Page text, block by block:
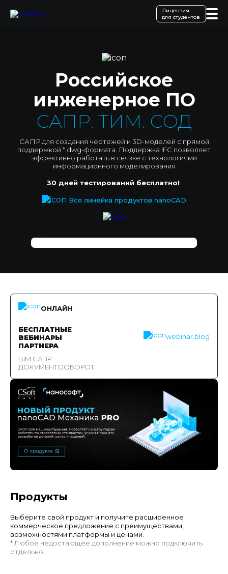
Лицензия
для студентов
Российское
инженерное ПО
САПР. ТИМ. СОД
САПР для создания чертежей и 3D-моделей с прямой
поддержкой *.dwg-формата. Поддержка IFC позволяет
эффективно работать в связке с технологиями
информационного моделирования
30 дней тестирований бесплатно!
Вся линейка продуктов nanoCAD
ОНЛАЙН
БЕСПЛАТНЫЕ
ВЕБИНАРЫ
ПАРТНЕРА
BIM САПР
ДОКУМЕНТООБОРОТ
webinar.blog
Продукты
Выберите свой продукт и получите расширенное
коммерческое предложение с преимуществами,
возможностями платформы и ценами.
* Любое недостающее дополнение можно подключить
отдельно.